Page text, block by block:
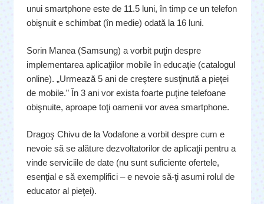
unui smartphone este de 11.5 luni, în timp ce un telefon
obişnuit e schimbat (în medie) odată la 16 luni.
Sorin Manea (Samsung) a vorbit puţin despre
implementarea aplicaţiilor mobile în educaţie (catalogul
online). „Urmează 5 ani de creştere susţinută a pieţei
de mobile.” În 3 ani vor exista foarte puţine telefoane
obişnuite, aproape toţi oamenii vor avea smartphone.
Dragoş Chivu de la Vodafone a vorbit despre cum e
nevoie să se alăture dezvoltatorilor de aplicaţii pentru a
vinde serviciile de date (nu sunt suficiente ofertele,
esenţial e să exemplifici – e nevoie să-ţi asumi rolul de
educator al pieţei).